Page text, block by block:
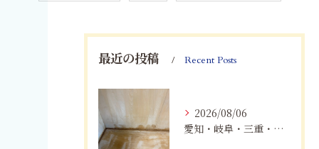
最近の投稿 Recent Posts
2026/08/06
愛知・岐阜・三重・静岡の公営住宅で発生するカビ対策｜原因・健康被害・効果的な予防方法を徹底解説